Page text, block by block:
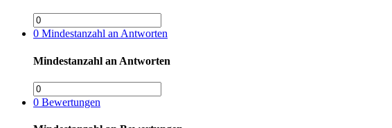
0 Mindestanzahl an Antworten
Mindestanzahl an Antworten
0 Bewertungen